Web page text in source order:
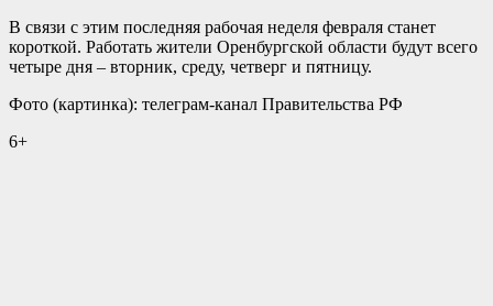
В связи с этим последняя рабочая неделя февраля станет
короткой. Работать жители Оренбургской области будут всего
четыре дня – вторник, среду, четверг и пятницу.
Фото (картинка): телеграм-канал Правительства РФ
6+